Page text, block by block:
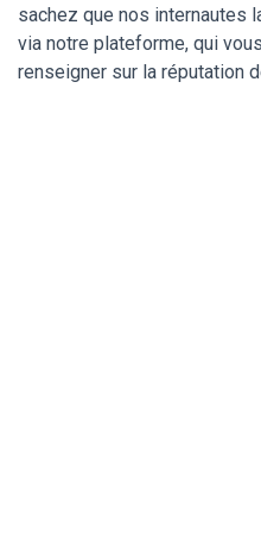
sachez que nos internautes
via notre plateforme, qui
renseigner sur la réputation